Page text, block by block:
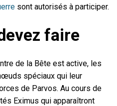
sont autorisés à participer.
faire
de la Bête est active, les
spéciaux qui leur
de Parvos. Au cours de
Eximus qui apparaîtront